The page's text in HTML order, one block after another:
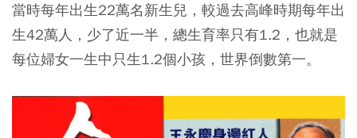
當時每年出生22萬名新生兒，較過去高峰時期每年出
生42萬人，少了近一半，總生育率只有1.2，也就是
每位婦女一生中只生1.2個小孩，世界倒數第一。